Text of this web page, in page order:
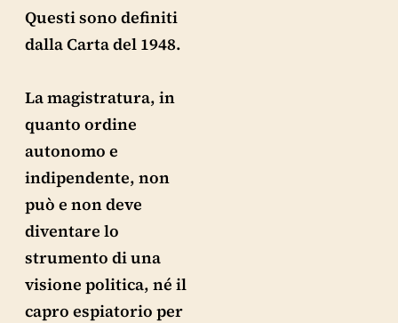
Questi sono definiti
dalla Carta del 1948.
La magistratura, in
quanto ordine
autonomo e
indipendente, non
può e non deve
diventare lo
strumento di una
visione politica, né il
capro espiatorio per